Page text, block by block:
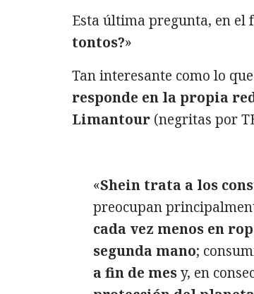
Esta última pregunta, en el
tontos?»
Tan interesante como lo
responde en la propia
Limantour(negritas por
«Shein trata a los
preocupan
cada vez menos en
segunda mano;
a fin de mesy, en